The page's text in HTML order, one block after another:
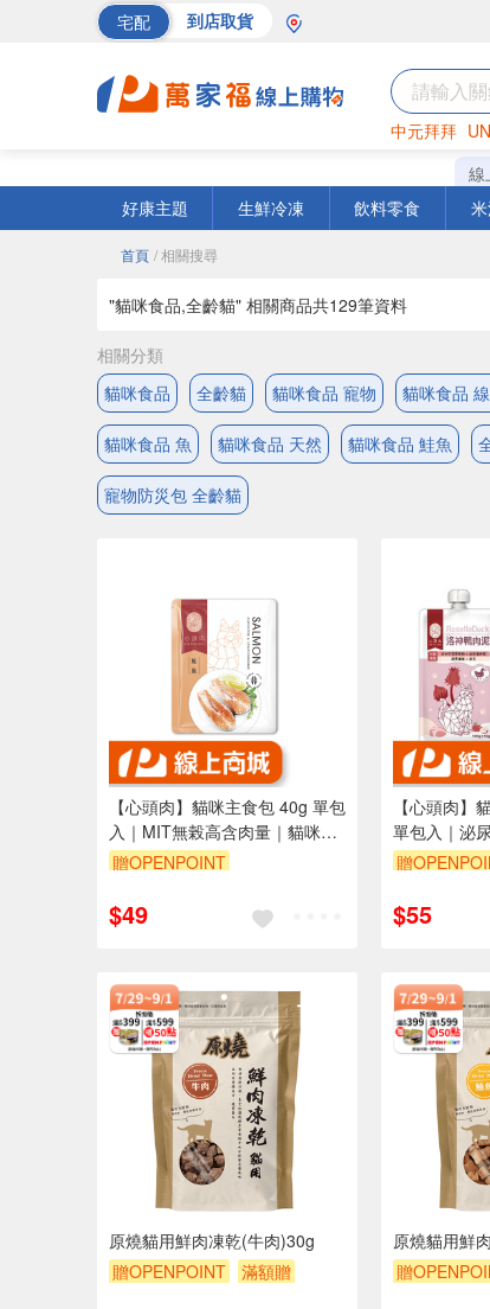
宅配 到店取貨
中元拜拜
罐頭
線
好康主題
生鮮冷凍 飲料零食
首頁 / 相關搜尋
"貓咪食品,全齡貓" 相關商品共129筆資料
相關分類
貓咪食品
全齡貓 貓咪食品 寵物 貓咪食品
貓咪食品 魚 貓咪食品 天然 貓咪食品 鮭魚
寵物防災包 全齡貓
【心頭肉】貓咪主食包 40g 單包
入｜MIT無榖高含肉量｜貓咪最
愛肉泥狀｜全齡貓主食
贈OPENPOINT
$49
【心頭肉】
單包入｜泌
愛肉泥狀｜
贈
$55
原燒貓用鮮肉凍乾(牛肉)30g
贈OPENPOINT
滿額贈
原燒貓用鮮
贈